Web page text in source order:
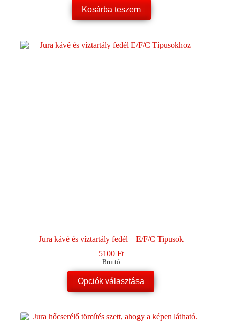
Kosárba teszem
Jura kávé és víztartály fedél – E/F/C Tipusok
5100 Ft
Bruttó
Opciók választása
Ennek
a
terméknek
variációja
van.